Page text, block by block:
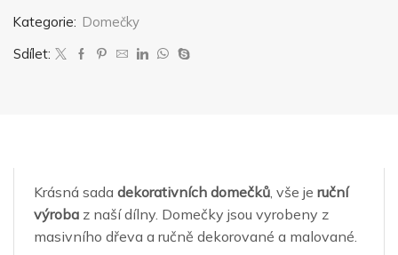
Kategorie: Domečky
Sdílet:
Krásná sadadekorativních domečků , vše jeruční
výroba z naší dílny. Domečky jsou vyrobeny z
masivního dřeva a ručně dekorované a malované.